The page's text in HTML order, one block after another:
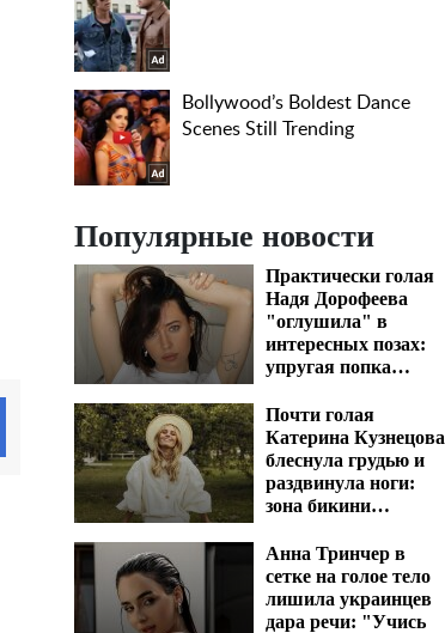
Популярные новости
Практически голая
Надя Дорофеева
"оглушила" в
интересных позах:
упругая попка
Почти голая
Катерина Кузнецова
блеснула грудью и
раздвинула ноги:
зона бикини
Анна Тринчер в
сетке на голое тело
лишила украинцев
дара речи: "Учись